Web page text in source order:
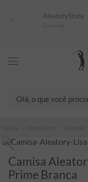
AleatoryStore
Camisa
Prime Branca